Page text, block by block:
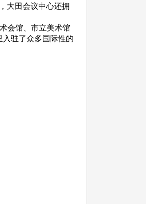
大田会议中心还拥
会馆、市立美术馆
驻了众多国际性的